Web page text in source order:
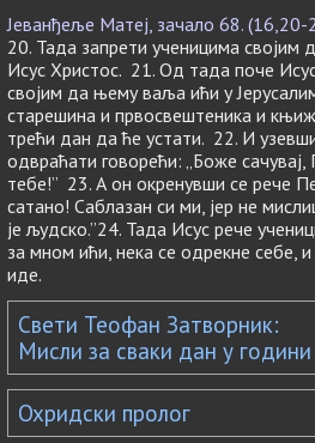
Јеванђеље Матеј, зачало 68. (16,20-
20. Тада запрети ученицима својим
Исус Христос. 21. Од тада поче
својим да њему ваља ићи у
старешина и првосвештеника и
трећи дан да ће устати. 22. И
одвраћати говорећи: „Боже
тебе!” 23. А он окренувши се рече
сатано! Саблазан си ми, јер не
је људско.”24. Тада Исус рече
за мном ићи, нека се одрекне себе,
иде.
Свети Теофан Затворник:
Мисли за сваки дан у години
Охридски пролог